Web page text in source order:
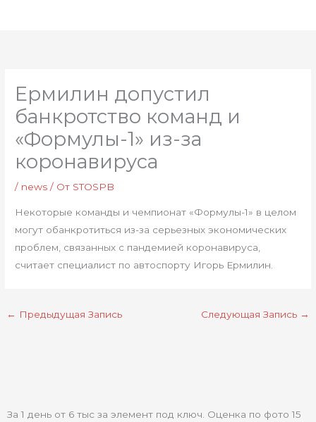
Ермилин допустил
банкротство команд и
«Формулы-1» из-за
коронавируса
/ news / От STOSPB
Некоторые команды и чемпионат «Формулы-1» в целом
могут обанкротиться из-за серьезных экономических
проблем, связанных с пандемией коронавируса,
считает специалист по автоспорту Игорь Ермилин.
← Предыдущая Запись Следующая Запись →
За 1 день от 6 тыс за элемент под ключ. Оценка по фото 15